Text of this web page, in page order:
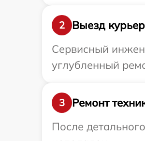
2
Выезд
Сервисный
углубленный
3
Ремонт
После